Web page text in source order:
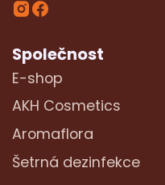
Společnost
E-shop
AKH Cosmetics
Aromaflora
Šetrná dezinfekce